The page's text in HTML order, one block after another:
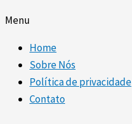
Menu
Home
Sobre Nós
Política de privacidade
Contato